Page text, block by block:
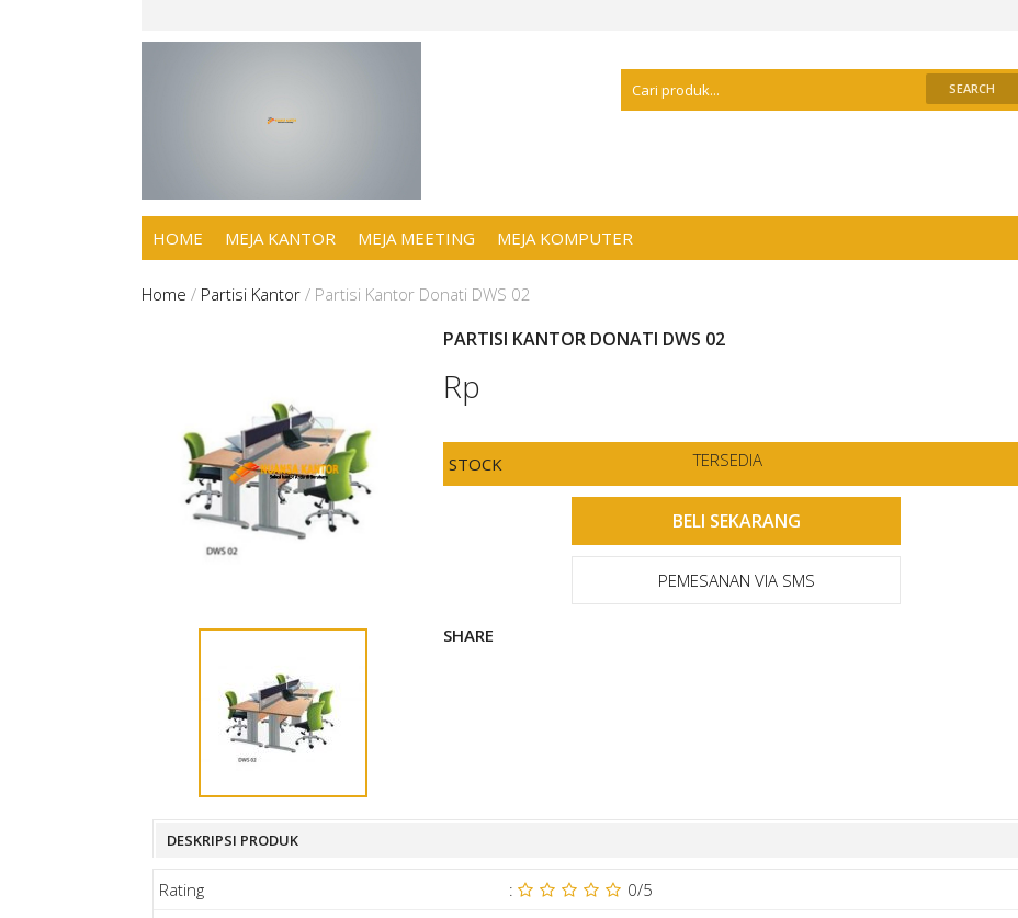
HOME MEJA KANTOR MEJA MEETING MEJA KOMPUTER
Home / Partisi Kantor/ Partisi Kantor Donati DWS 02
PARTISI KANTOR DONATI DWS 02
Rp
STOCK TERSEDIA
PEMESANAN VIA SMS
SHARE
DESKRIPSI PRODUK
Rating : 0/5